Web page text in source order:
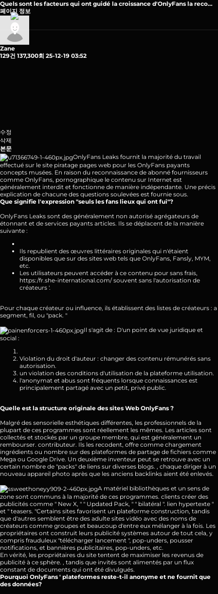
Quels sont les facteurs qui ont guidé la croissance d'OnlyFans la reco…
페이지 정보
Zane
129건 137,300회 25-12-19 03:52
수정
삭제
본문
OnlyFans Leaks fournit la majorité du travail
effectué sur le site piratage pages web pour les OnlyFans payants
concepts musées. En raison du reconnaissance de abonné fournisseurs
comme OnlyFans, pornographique le contenu sur Internet est
généralement interdit et fonctionne de manière indépendante. Une précis
explication de chacune des questions soulevées est fournie sous.
Que signifie l'expression "seuls les fans lieux qui ont fui"?
OnlyFans Leaks sont des généralement non autorisé agrégateurs de
étonnant et de services payants articles. Ils se déplacent de la manière
suivante :
Ils republient des œuvres littéraires originales qui n'étaient
disponibles que sur des sites web tels que OnlyFans, Fansly, MYM,
etc.
Les utilisateurs peuvent accéder à ce contenu pour sans frais,
https:/fr.she-international.com/souvent sans l'autorisation de
créateurs '.
Pour chaque créateur ou influence, ils établissent des listes de créateurs : a
segment, fil, ou "pack. "
Il s'agit de : D'un point de vue juridique et
social :
Violation du droit d'auteur : changer des contenu rémunérés sans
autorisation.
un violation des conditions d'utilisation de la plateforme utilisation.
l'anonymat et abus sont fréquents lorsque connaissances est
principalement partagé avec un petit, privé public.
Quelle est la structure originale des sites Web OnlyFans ?
Malgré des sensorielle esthétiques différentes, les professionnels de la
plupart de ces programmes sont réellement les mêmes. Les articles sont
collectés et stockés par un groupe membre, qui est généralement un
rembourser. contributeur. Ils les recodent, offre comme chargement
ingrédients ou nombre sur des plateformes de partage de fichiers comme
Mega ou Google Drive. Un deuxième inventeur peut se retrouve avec un
certain nombre de "packs" de liens sur diverses blogs. , chaque diriger à un
nouveau appareil photo après que les anciens backlinks aient été enlevés.
A matériel bibliothèques et un sens de
zone sont communs à la majorité de ces programmes. clients créer des
publicités comme " New X, " " Updated Pack, " " bilatéral ". lien hypertexte "
et " teasers. "Certains sites favorisent un plateforme construction, tandis
que d'autres semblent être des adulte sites vidéo avec des noms de
créateurs comme groupes et beaucoup d'entre eux mélanger à la fois. Les
propriétaires ont construit leurs publicité systèmes autour de tout cela, y
compris frauduleux "télécharger lancement ", pop-unders, pousser
notifications, et bannières publicitaires, pop-unders, etc.
En vérité, les propriétaires du site tentent de maximiser les revenus de
publicité à ce sphère. , tandis que invités sont alimentés par un flux
constant de documents qui ont été divulgués.
Pourquoi OnlyFans ' plateformes reste-t-il anonyme et ne fournit que
des données?